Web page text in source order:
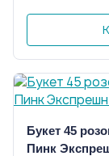
Букет 45
Пинк